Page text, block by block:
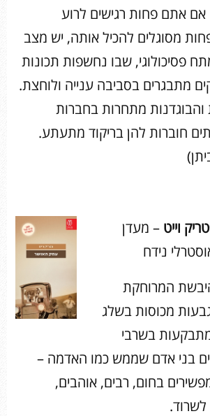
אם אתם פחות רגישים לרוע
מסוגלים להכיל אותה, יש מצב
פסיכולוגי, שבו נחשפות תכונות
מתבגרים בסביבה ענייה ולוחצת.
והבוגדנות מתחרות בחברות
חוברות להן בריקוד מתעתע.
וייט – מעדן
נידח
המרוחקת
מכוסות בשלג
בשרבי
בני אדם שממש כמו האדמה –
בחום, רבים, אוהבים,